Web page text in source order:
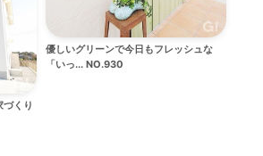
優しいグリーンで今日もフレッシュな
「いっ... NO.930
くり